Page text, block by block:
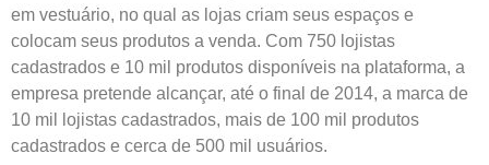
em vestuário, no qual as lojas criam seus espaços e
colocam seus produtos a venda. Com 750 lojistas
cadastrados e 10 mil produtos disponíveis na plataforma, a
empresa pretende alcançar, até o final de 2014, a marca de
10 mil lojistas cadastrados, mais de 100 mil produtos
cadastrados e cerca de 500 mil usuários.